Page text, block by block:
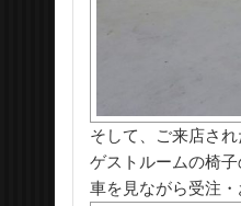
そして、ご来店さ
ゲストルームの椅
車を見ながら受注